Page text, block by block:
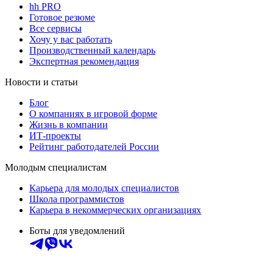
hh PRO
Готовое резюме
Все сервисы
Хочу у вас работать
Производственный календарь
Экспертная рекомендация
Новости и статьи
Блог
О компаниях в игровой форме
Жизнь в компании
ИТ-проекты
Рейтинг работодателей России
Молодым специалистам
Карьера для молодых специалистов
Школа программистов
Карьера в некоммерческих организациях
Боты для уведомлений